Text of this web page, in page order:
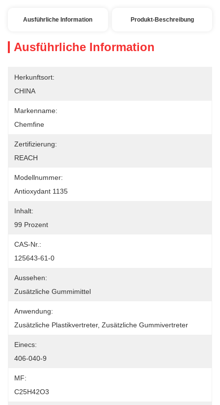
Ausführliche Information Produkt-Beschreibung
Ausführliche Information
Herkunftsort:
CHINA
Markenname:
Chemfine
Zertifizierung:
REACH
Modellnummer:
Antioxydant 1135
Inhalt:
99 Prozent
CAS-Nr.:
125643-61-0
Aussehen:
Zusätzliche Gummimittel
Anwendung:
Zusätzliche Plastikvertreter, Zusätzliche Gummivertreter
Einecs:
406-040-9
MF:
C25H42O3